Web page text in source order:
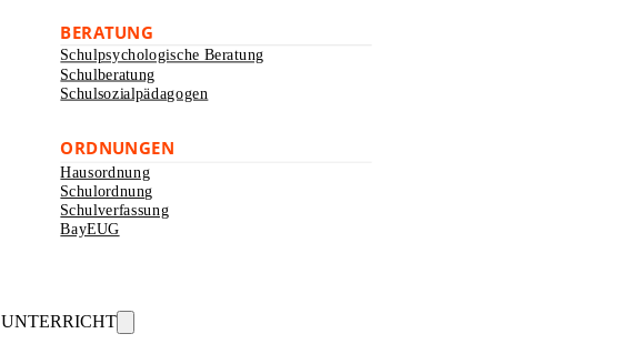
BERATUNG
Schulpsychologische Beratung
Schulberatung
Schulsozialpädagogen
ORDNUNGEN
Hausordnung
Schulordnung
Schulverfassung
BayEUG
UNTERRICHT